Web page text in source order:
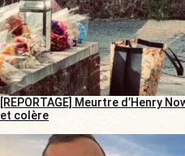
[REPORTAGE] Meurtre d’Henry
et colère